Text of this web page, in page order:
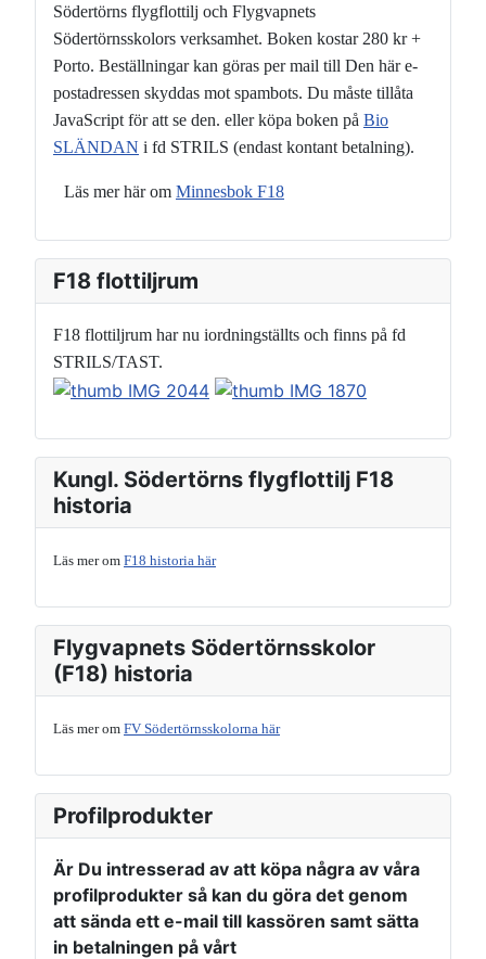
Södertörns flygflottilj och Flygvapnets
Södertörnsskolors verksamhet. Boken kostar 280 kr +
Porto. Beställningar kan göras per mail till Den här e-
postadressen skyddas mot spambots. Du måste tillåta
JavaScript för att se den. eller köpa boken på Bio
SLÄNDAN i fd STRILS (endast kontant betalning).
Läs mer här om Minnesbok F18
F18 flottiljrum
F18 flottiljrum har nu iordningställts och finns på fd
STRILS/TAST.
Kungl. Södertörns flygflottilj F18
historia
Läs mer om F18 historia här
Flygvapnets Södertörnsskolor
(F18) historia
Läs mer om FV Södertörnsskolorna här
Profilprodukter
Är Du intresserad av att köpa några av våra
profilprodukter så kan du göra det genom
att sända ett e-mail till kassören samt sätta
in betalningen på vårt